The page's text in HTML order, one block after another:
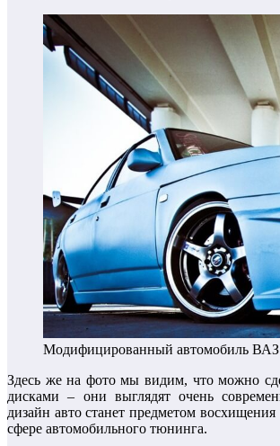
Модифицированный автомобиль ВАЗ
Здесь же на фото мы видим, что можно
дисками – они выглядят очень
дизайн авто станет предметом
сфере автомобильного тюнинга.